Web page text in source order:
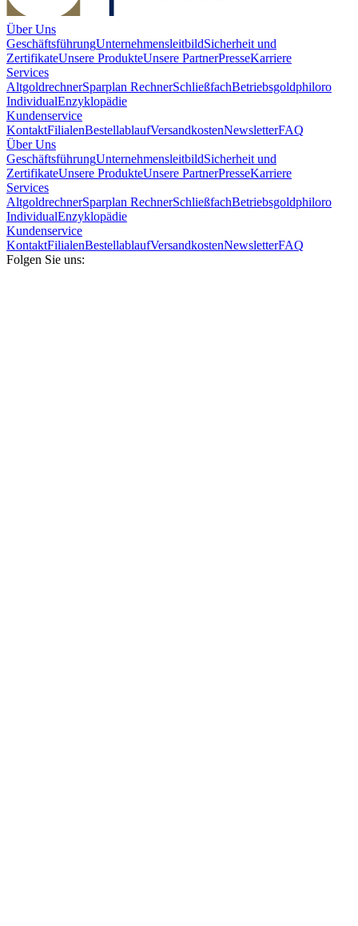
Über Uns
GeschäftsführungUnternehmensleitbildSicherheit und
ZertifikateUnsere ProdukteUnsere PartnerPresseKarriere
Services
AltgoldrechnerSparplan RechnerSchließfachBetriebsgoldphiloro
IndividualEnzyklopädie
Kundenservice
KontaktFilialenBestellablaufVersandkostenNewsletterFAQ
Über Uns
GeschäftsführungUnternehmensleitbildSicherheit und
ZertifikateUnsere ProdukteUnsere PartnerPresseKarriere
Services
AltgoldrechnerSparplan RechnerSchließfachBetriebsgoldphiloro
IndividualEnzyklopädie
Kundenservice
KontaktFilialenBestellablaufVersandkostenNewsletterFAQ
Folgen Sie uns: